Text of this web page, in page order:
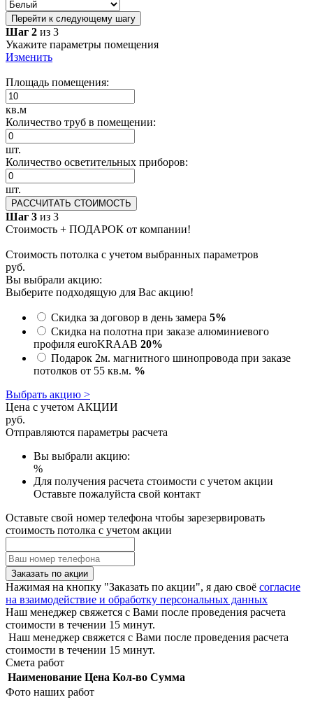
Перейти к следующему шагу
Шаг 2 из 3
Укажите параметры помещения
Изменить
Площадь помещения:
кв.м
Количество труб в помещении:
шт.
Количество осветительных приборов:
шт.
РАССЧИТАТЬ СТОИМОСТЬ
Шаг 3 из 3
Стоимость + ПОДАРОК от компании!
Стоимость потолка с учетом выбранных параметров
руб.
Вы выбрали акцию:
Выберите подходящую для Вас акцию!
Скидка за договор в день замера 5%
Скидка на полотна при заказе алюминиевого
профиля euroKRAAB 20%
Подарок 2м. магнитного шинопровода при заказе
потолков от 55 кв.м. %
Выбрать акцию >
Цена с учетом АКЦИИ
руб.
Отправляются параметры расчета
Вы выбрали акцию:
%
Для получения расчета стоимости с учетом акции
Оставьте пожалуйста свой контакт
Оставьте свой номер телефона чтобы зарезервировать
стоимость потолка с учетом акции
Заказать по акции
Нажимая на кнопку "Заказать по акции", я даю своё согласие
на взаимодействие и обработку персональных данных
Наш менеджер свяжется с Вами после проведения расчета
стоимости в течении 15 минут.
Наш менеджер свяжется с Вами после проведения расчета
стоимости в течении 15 минут.
Смета работ
Наименование Цена Кол-во Сумма
Фото наших работ